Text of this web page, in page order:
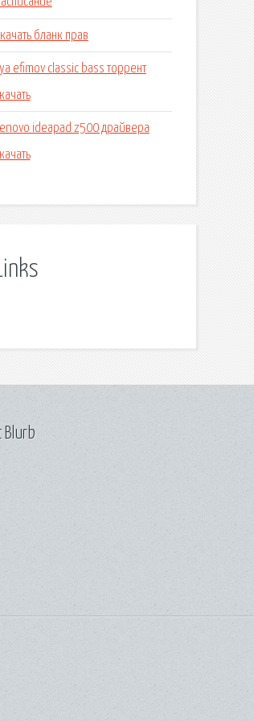
бланк прав
Ilya efimov classic bass торрент
ideapad z500 драйвера
Blurb